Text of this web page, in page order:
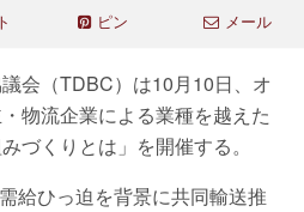
ピン メール
会（TDBC）は10月10日、オ
物流企業による業種を越えた
づくりとは」を開催する。
給ひっ迫を背景に共同輸送推